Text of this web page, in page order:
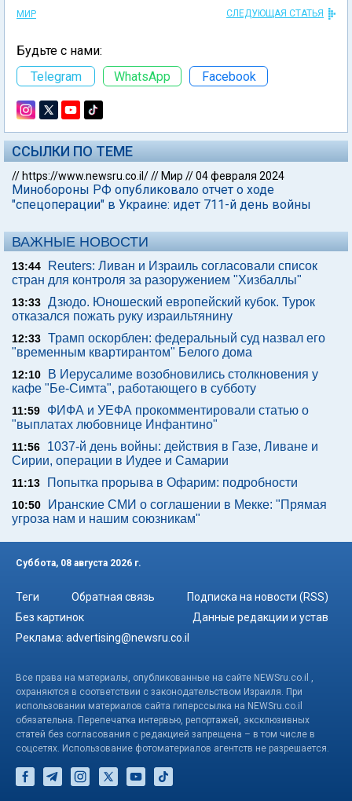
МИР СЛЕДУЮЩАЯ СТАТЬЯ
Будьте с нами:
Telegram
WhatsApp Facebook
ССЫЛКИ ПО ТЕМЕ
// https://www.newsru.co.il/// Мир //04 февраля 2024
Минобороны РФ опубликовало отчет о ходе
"спецоперации" в Украине: идет 711-й день войны
ВАЖНЫЕ НОВОСТИ
13:44
Reuters: Ливан и Израиль согласовали список
стран для контроля за разоружением "Хизбаллы"
13:33 Дзюдо. Юношеский европейский кубок. Турок
отказался пожать руку израильтянину
12:33 Трамп оскорблен: федеральный суд назвал его
"временным квартирантом" Белого дома
12:10
В Иерусалиме возобновились столкновения у
кафе "Бе-Симта", работающего в субботу
11:59
ФИФА и УЕФА прокомментировали статью о
"выплатах любовнице Инфантино"
11:56
1037-й день войны: действия в Газе, Ливане и
Сирии, операции в Иудее и Самарии
11:13 Попытка прорыва в Офарим: подробности
10:50
Иранские СМИ о соглашении в Мекке: "Прямая
угроза нам и нашим союзникам"
Суббота, 08 августа 2026 г.
Теги Обратная связь
Подписка на новости (RSS)
Без картинок
Данные редакции и устав
Реклама: advertising@newsru.co.il
Все права на материалы, опубликованные на сайте NEWSru.co.il ,
охраняются в соответствии с законодательством Израиля. При
использовании материалов сайта гиперссылка на NEWSru.co.il
обязательна. Перепечатка интервью, репортажей, эксклюзивных
статей без согласования с редакцией запрещена – в том числе в
соцсетях. Использование фотоматериалов агентств не разрешается.